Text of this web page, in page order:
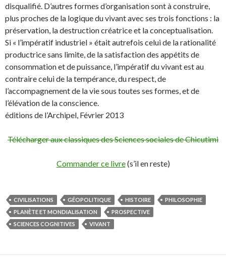
disqualifié. D’autres formes d’organisation sont à construire,
plus proches de la logique du vivant avec ses trois fonctions : la
préservation, la destruction créatrice et la conceptualisation.
Si « l’impératif industriel » était autrefois celui de la rationalité
productrice sans limite, de la satisfaction des appétits de
consommation et de puissance, l’impératif du vivant est au
contraire celui de la tempérance, du respect, de
l’accompagnement de la vie sous toutes ses formes, et de
l’élévation de la conscience.
éditions de l’Archipel, Février 2013
Télécharger aux classiques des Sciences sociales de Chicutimi
Commander ce livre(s’il en reste)
CIVILISATIONS GÉOPOLITIQUE HISTOIRE
PHILOSOPHIE
PLANÈTE ET MONDIALISATION
PROSPECTIVE
SCIENCES COGNITIVES
VIVANT